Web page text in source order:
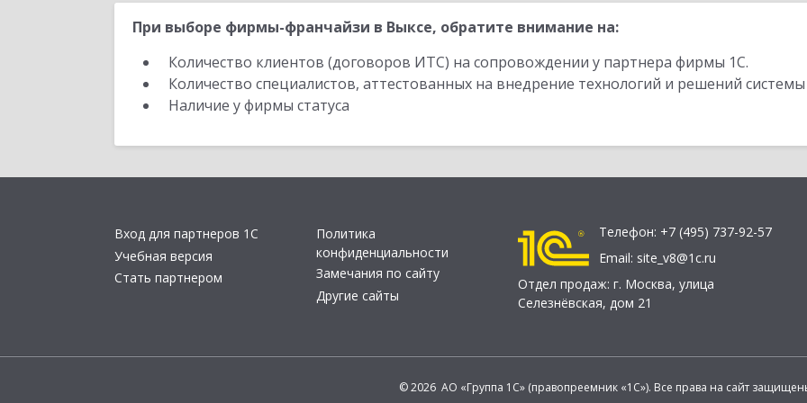
При выборе фирмы-франчайзи в Выксе, обратите внимание на:
Количество клиентов (договоров ИТС) на сопровождении у партнера фирмы 1С.
Количество специалистов, аттестованных на внедрение технологий и решений
Наличие у фирмы статуса
Вход для партнеров 1С
Учебная версия
Стать партнером
Политика
конфиденциальности
Замечания по сайту
Другие сайты
Телефон: +7 (495) 737-92-57
Email: site_v8@1c.ru
Отдел продаж: г. Москва, улица
Селезнёвская, дом 21
© 2026 АО «Группа 1С» (правопреемник «1С»). Все права на сайт